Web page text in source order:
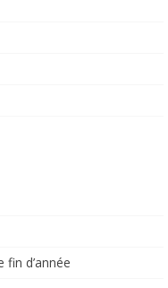
d’année​​